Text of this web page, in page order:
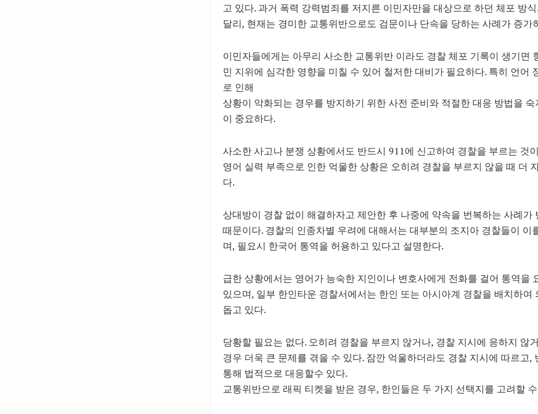
고 있다. 과거 폭력 강력범죄를 저지른 이민자만을 대상으로 하던 체포 방
달리, 현재는 경미한 교통위반으로도 검문이나 단속을 당하는 사례가 증가
이민자들에게는 아무리 사소한 교통위반 이라도 경찰 체포 기록이 생기면
민 지위에 심각한 영향을 미칠 수 있어 철저한 대비가 필요하다. 특히 언어
로 인해
상황이 악화되는 경우를 방지하기 위한 사전 준비와 적절한 대응 방법을 숙
이 중요하다.
사소한 사고나 분쟁 상황에서도 반드시 911에 신고하여 경찰을 부르는 것
영어 실력 부족으로 인한 억울한 상황은 오히려 경찰을 부르지 않을 때 더
다.
상대방이 경찰 없이 해결하자고 제안한 후 나중에 약속을 번복하는 사례가
때문이다. 경찰의 인종차별 우려에 대해서는 대부분의 조지아 경찰들이 이
며, 필요시 한국어 통역을 허용하고 있다고 설명한다.
급한 상황에서는 영어가 능숙한 지인이나 변호사에게 전화를 걸어 통역을
있으며, 일부 한인타운 경찰서에서는 한인 또는 아시아계 경찰을 배치하여
돕고 있다.
당황할 필요는 없다. 오히려 경찰을 부르지 않거나, 경찰 지시에 응하지 않
경우 더욱 큰 문제를 겪을 수 있다. 잠깐 억울하더라도 경찰 지시에 따르고,
통해 법적으로 대응할수 있다.
교통위반으로 래픽 티켓을 받은 경우, 한인들은 두 가지 선택지를 고려할